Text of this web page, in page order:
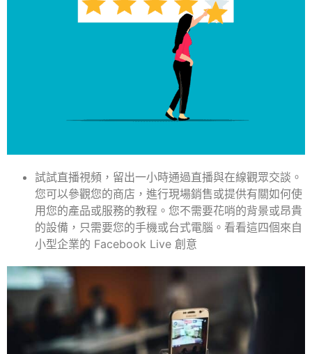
試試直播視頻，留出一小時通過直播與在線觀眾交談。
您可以參觀您的商店，進行現場銷售或提供有關如何使
用您的產品或服務的教程。您不需要花哨的背景或昂貴
的設備，只需要您的手機或台式電腦。看看這四個來自
小型企業的 Facebook Live 創意